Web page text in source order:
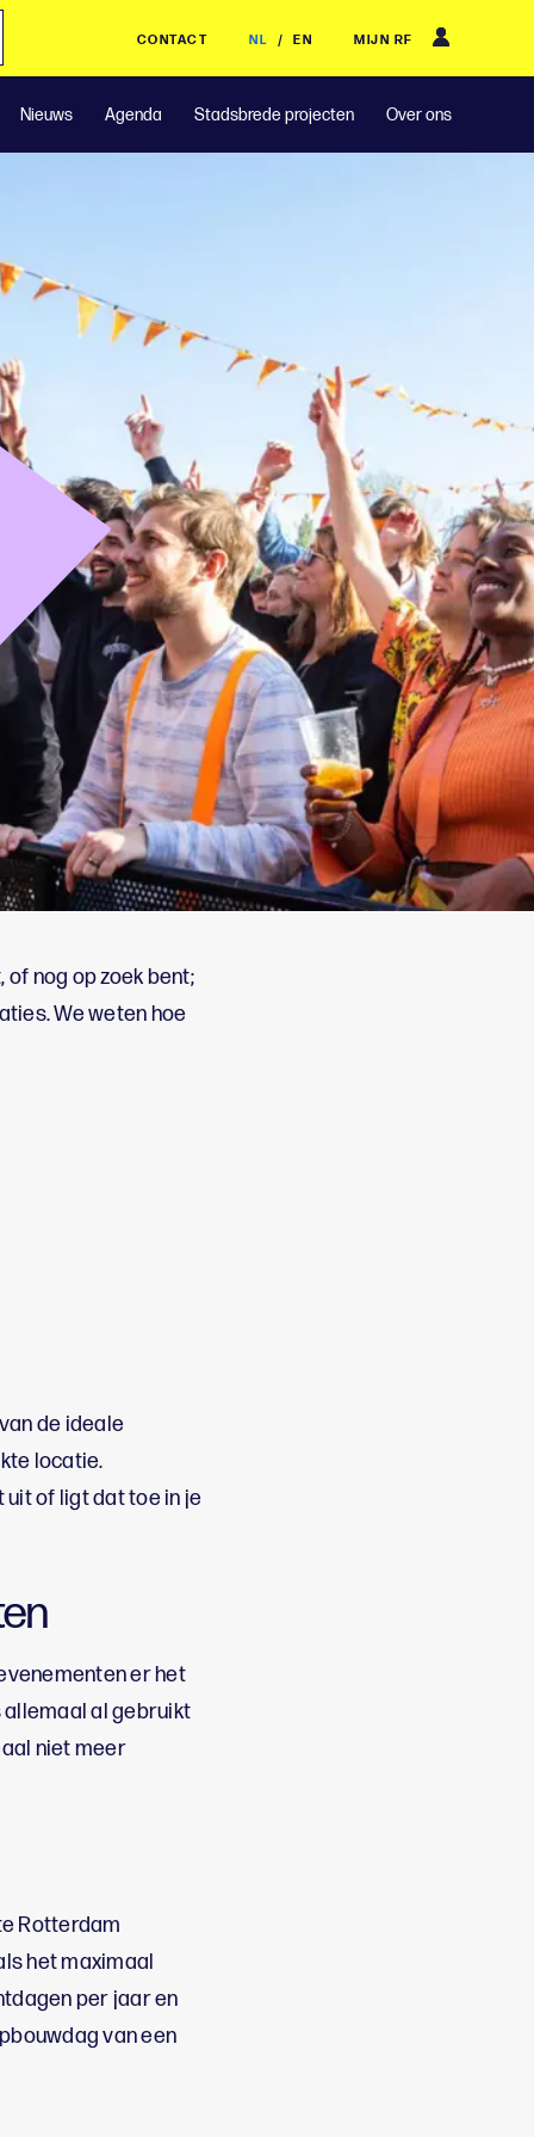
CONTACT NL / EN MIJN RF
Nieuws Agenda Stadsbrede projecten Over ons
nog op zoek bent;
We weten hoe
de ideale
locatie.
uit of ligt dat toe in je
er het
al gebruikt
niet meer
Rotterdam
het maximaal
per jaar en
van een